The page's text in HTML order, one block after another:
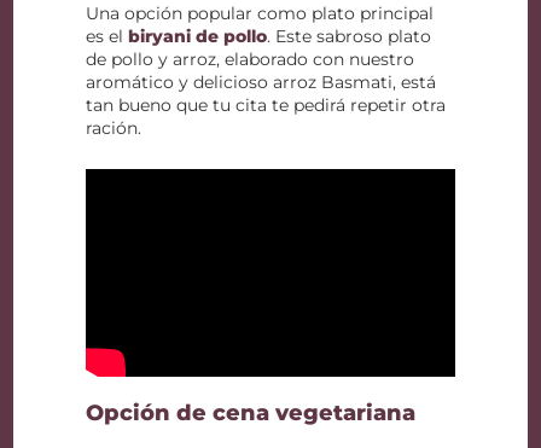
Una opción popular como plato principal
es elbiryani de pollo. Este sabroso plato
de pollo y arroz, elaborado con nuestro
aromático y delicioso arroz Basmati, está
tan bueno que tu cita te pedirá repetir otra
ración.
Opción de cena vegetariana